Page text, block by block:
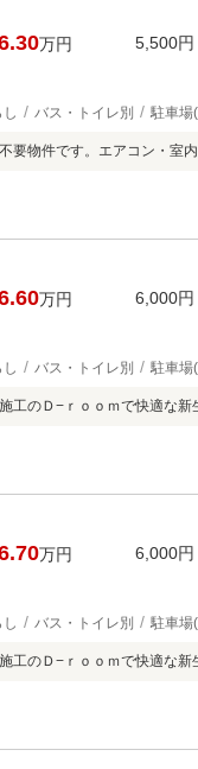
万円 5,500円
バス・トイレ別 駐車場
要物件です。エアコン・室
万円 6,000円
バス・トイレ別 駐車場
工のＤ−ｒｏｏｍで快適な新
万円 6,000円
バス・トイレ別 駐車場
工のＤ−ｒｏｏｍで快適な新